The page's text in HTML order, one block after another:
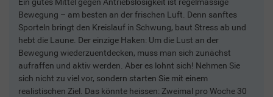
Bewegung – am besten an der frischen Luft. Denn sanftes
Sporteln bringt den Kreislauf in Schwung, baut Stress ab und
hebt die Laune. Der einzige Haken: Um die Lust an der
Bewegung wiederzuentdecken, muss man sich zunächst
aufraffen und aktiv werden. Aber es lohnt sich! Nehmen Sie
sich nicht zu viel vor, sondern starten Sie mit einem
realistischen Ziel. Das könnte heissen: Zweimal pro Woche 30